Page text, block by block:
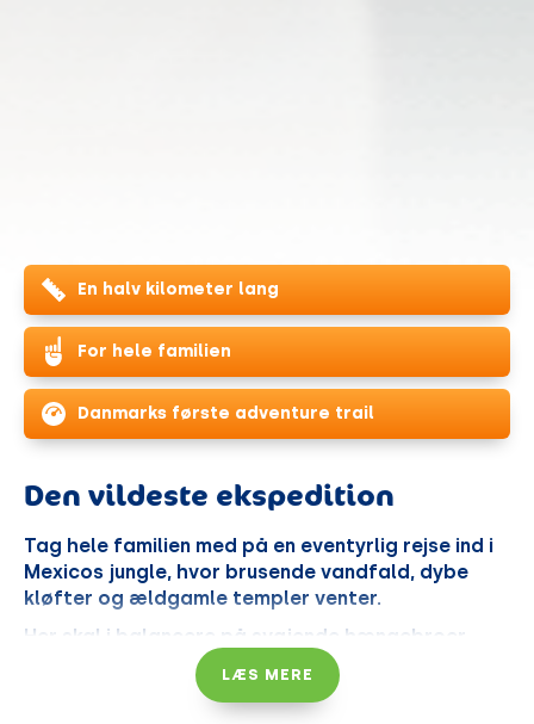
En halv kilometer lang
For hele familien
Danmarks første adventure trail
Den vildeste ekspedition
Tag hele familien med på en eventyrlig rejse ind i
Mexicos jungle, hvor brusende vandfald, dybe
kløfter og ældgamle templer venter.
Her skal i balancere på svajende hængebroer,
bestige himmelhøje tårne og undgå Mayaernes
snedige fælder, mens vilde jaguarer puster jer i
LÆS MERE